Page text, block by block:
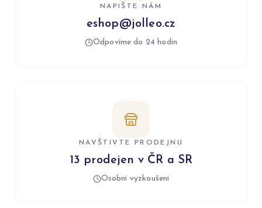
NAPIŠTE NÁM
eshop@jolleo.cz
Odpovíme do 24 hodin
NAVŠTIVTE PRODEJNU
13 prodejen v ČR a SR
Osobní vyzkoušení